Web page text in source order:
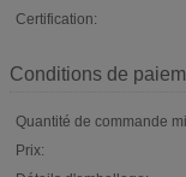
Certification:
Conditions de
Quantité de commande
Prix: